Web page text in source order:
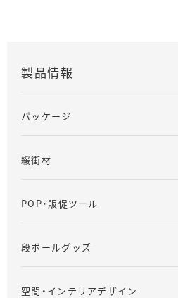
製品情報
パッケージ
緩衝材
POP・販促ツール
段ボールグッズ
空間・インテリアデザイン